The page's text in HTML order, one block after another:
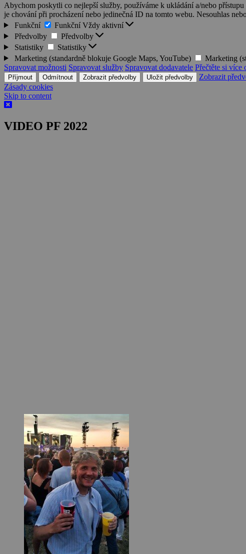
Abychom poskytli co nejlepší služby, používáme k ukládání a/nebo
je chování při procházení nebo jedinečná ID na tomto webu. Nesouhlas
Funkční
FunkčníVždy aktivní
Předvolby
Předvolby
Statistiky
Statistiky
Marketing (standardně blokuje Google Maps, YouTube)
Marketing
Spravovat možnosti Spravovat služby Spravovat dodavatele Přečtěte si více
Příjmout Odmítnout Zobrazit předvolby Uložit předvolby
Zobrazit
Zásady cookies
Skip to content
VIDEO PF 2022